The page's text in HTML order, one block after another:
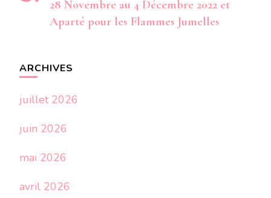
28 Novembre au 4 Décembre 2022 et
Aparté pour les Flammes Jumelles
ARCHIVES
juillet 2026
juin 2026
mai 2026
avril 2026